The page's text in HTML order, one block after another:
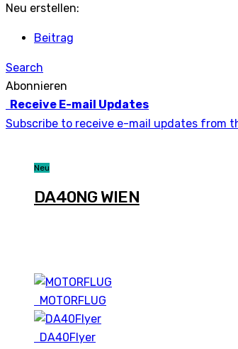
Neu erstellen:
Beitrag
Search
Abonnieren
Receive E-mail Updates
Subscribe to receive e-mail updates from
Neu
DA40NG WIEN
MOTORFLUG
DA40Flyer